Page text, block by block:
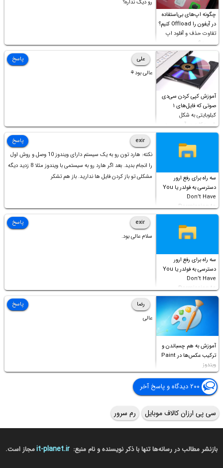
چگونه اپ‌های بی‌استفاده
در آیفون را Offload کنیم؟
تفاوت حذف و آفلود اپ
چیست؟
رو دیگ نداره؟
آموزش کپی کردن سی‌دی
صوتی که فایل‌های ۱
کیلوبایتی به شکل
شورت‌کات در آن موجود
است!
علی
عالی بود⚘
پاسخ
سه راه برای رفع ارور
دسترسی به فولدر یا You
Don’t Have
Permission to
Access this folder
exir
نکته: هارد تون رو به یک سیستم دارای ویندوز 10 وصل و روش اول
را انجام بدید. بعد اگر هارد رو به سیستمی با ویندوز مثلا 8 زدید دیگه
مشکلی تو باز کردن فایل ها ندارید. باز هم تشکر
پاسخ
سه راه برای رفع ارور
دسترسی به فولدر یا You
Don’t Have
Permission to
Access this folder
exir
سلام عالی بود.
پاسخ
آموزش به هم چسباندن و
ترکیب عکس‌ها در Paint
ویندوز
رضا
عالی
پاسخ
۲۰۰ دیدگاه و پاسخ آخر
سی پی ارزان کالاف موبایل رم سرور
بازنشر مطالب در رسانه‌ها تنها با ذکر نویسنده و نام منبع: it-planet.irمجاز است.